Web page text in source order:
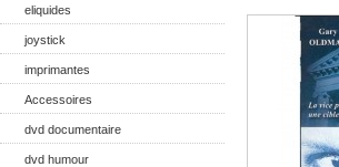
eliquides
joystick
imprimantes
Accessoires
dvd documentaire
dvd humour